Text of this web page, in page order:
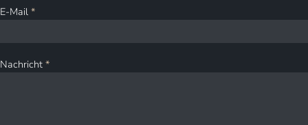
E-Mail *
Nachricht *